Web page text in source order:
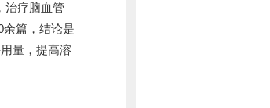
治疗脑血管
篇，结论是
量，提高溶